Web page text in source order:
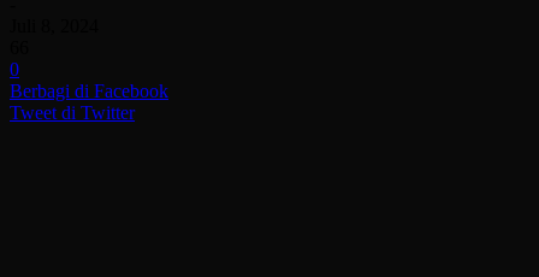
0
Berbagi di Facebook
Tweet di Twitter